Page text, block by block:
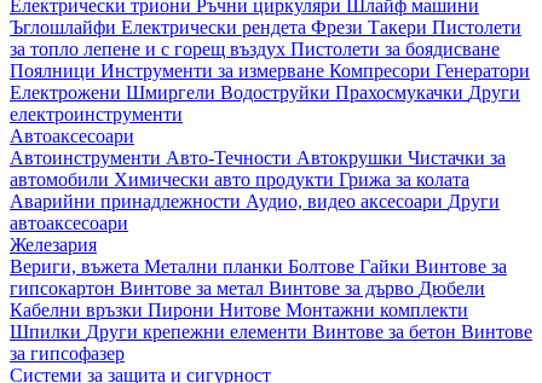
Електрически триони Ръчни циркуляри
Шлайф машини
Ъглошлайфи Електрически рендета Фрези Такери Пистолети
за топло лепене и с горещ въздух Пистолети за боядисване
Поялници Инструменти за измерване Компресори Генератори
Електрожени Шмиргели Водоструйки Прахосмукачки Други
електроинструменти
Автоаксесоари
Автоинструменти Авто-Течности Автокрушки Чистачки за
автомобили Химически авто продукти Грижа за колата
Аварийни принадлежности Аудио, видео аксесоари Други
автоаксесоари
Железария
Вериги, въжета Метални планки Болтове Гайки Винтове за
гипсокартон Винтове за метал Винтове за дърво Дюбели
Кабелни връзки Пирони Нитове Монтажни комплекти
Шпилки Други крепежни елементи Винтове за бетон Винтове
за гипсофазер
Системи за защита и сигурност